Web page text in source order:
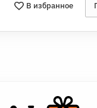
В избранное